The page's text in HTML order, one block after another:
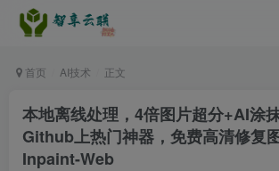
首页 AI技术 正文
本地离线处理，4倍图片超分+AI涂
Github上热门神器，免费高清修复
Inpaint-Web